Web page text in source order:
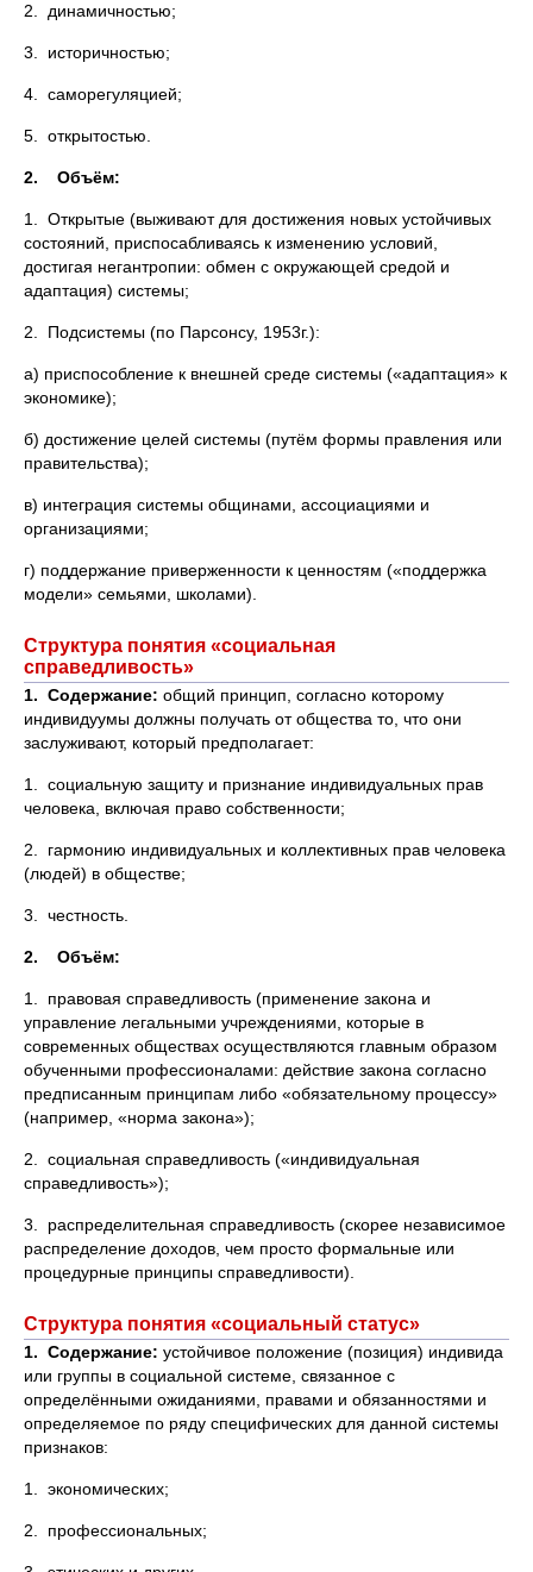
2. динамичностью;
3. историчностью;
4. саморегуляцией;
5. открытостью.
2. Объём:
1. Открытые (выживают для достижения новых устойчивых
состояний, приспосабливаясь к изменению условий,
достигая негантропии: обмен с окружающей средой и
адаптация) системы;
2. Подсистемы (по Парсонсу, 1953г.):
а) приспособление к внешней среде системы («адаптация» к
экономике);
б) достижение целей системы (путём формы правления или
правительства);
в) интеграция системы общинами, ассоциациями и
организациями;
г) поддержание приверженности к ценностям («поддержка
модели» семьями, школами).
Структура понятия «социальная
справедливость»
1. Содержание: общий принцип, согласно которому
индивидуумы должны получать от общества то, что они
заслуживают, который предполагает:
1. социальную защиту и признание индивидуальных прав
человека, включая право собственности;
2. гармонию индивидуальных и коллективных прав человека
(людей) в обществе;
3. честность.
2. Объём:
1. правовая справедливость (применение закона и
управление легальными учреждениями, которые в
современных обществах осуществляются главным образом
обученными профессионалами: действие закона согласно
предписанным принципам либо «обязательному процессу»
(например, «норма закона»);
2. социальная справедливость («индивидуальная
справедливость»);
3. распределительная справедливость (скорее независимое
распределение доходов, чем просто формальные или
процедурные принципы справедливости).
Структура понятия «социальный статус»
1. Содержание: устойчивое положение (позиция) индивида
или группы в социальной системе, связанное с
определёнными ожиданиями, правами и обязанностями и
определяемое по ряду специфических для данной системы
признаков:
1. экономических;
2. профессиональных;